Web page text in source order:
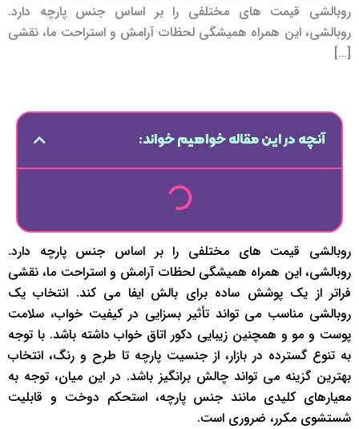
روبالشی قیمت های مختلفی را بر اساس جنس پارچه دارد.
روبالشی، این همراه همیشگی لحظات آرامش و استراحت ما، نقشی
[…]
آنچه در این مقاله خواهیم خواند:
روبالشی قیمت های مختلفی را بر اساس جنس پارچه دارد.
روبالشی، این همراه همیشگی لحظات آرامش و استراحت ما، نقشی
فراتر از یک پوشش ساده برای بالش ایفا می ‌کند. انتخاب یک
روبالشی مناسب می ‌تواند تأثیر بسزایی در کیفیت خواب، سلامت
پوست و مو و همچنین زیبایی دکور اتاق خواب داشته باشد. با توجه
به تنوع گسترده در بازار، از جنسیت پارچه تا طرح و رنگ، انتخاب
بهترین گزینه می ‌تواند چالش ‌برانگیز باشد. در این میان، توجه به
معیارهای کلیدی مانند جنس پارچه، استحکم دوخت و قابلیت
شستشوی مکرر، ضروری است.